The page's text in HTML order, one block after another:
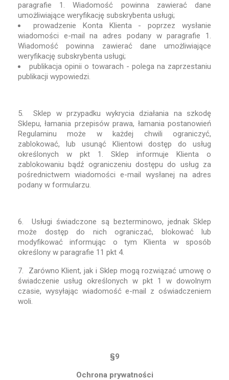
paragrafie 1. Wiadomość powinna zawierać dane
umożliwiające weryfikację subskrybenta usługi;
prowadzenie Konta Klienta - poprzez wysłanie
wiadomości e-mail na adres podany w paragrafie 1.
Wiadomość powinna zawierać dane umożliwiające
weryfikację subskrybenta usługi;
publikacja opinii o towarach - polega na zaprzestaniu
publikacji wypowiedzi.
5. Sklep w przypadku wykrycia działania na szkodę
Sklepu, łamania przepisów prawa, łamania postanowień
Regulaminu może w każdej chwili ograniczyć,
zablokować, lub usunąć Klientowi dostęp do usług
określonych w pkt 1. Sklep informuje Klienta o
zablokowaniu bądź ograniczeniu dostępu do usług za
pośrednictwem wiadomości e-mail wysłanej na adres
podany w formularzu.
6. Usługi świadczone są bezterminowo, jednak Sklep
może dostęp do nich ograniczać, blokować lub
modyfikować informując o tym Klienta w sposób
określony w paragrafie 11 pkt 4.
7. Zarówno Klient, jak i Sklep mogą rozwiązać umowę o
świadczenie usług określonych w pkt 1 w dowolnym
czasie, wysyłając wiadomość e-mail z oświadczeniem
woli.
§9
Ochrona prywatności